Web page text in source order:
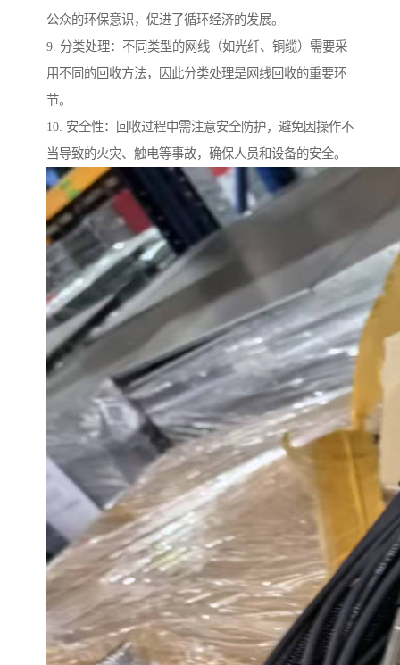
公众的环保意识，促进了循环经济的发展。
9. 分类处理：不同类型的网线（如光纤、铜缆）需要采
用不同的回收方法，因此分类处理是网线回收的重要环
节。
10. 安全性：回收过程中需注意安全防护，避免因操作不
当导致的火灾、触电等事故，确保人员和设备的安全。